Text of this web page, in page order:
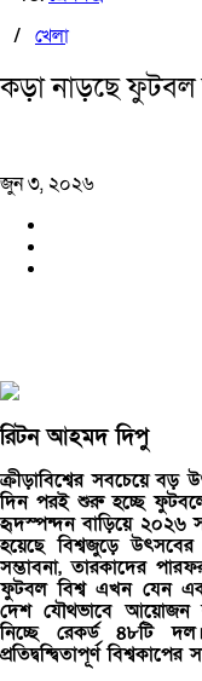
/ খেলা
কড়া নাড়ছে ফুটবল
জুন ৩, ২০২৬
রিটন আহমদ দিপু
ক্রীড়াবিশ্বের সবচেয়ে
দিন পরই শুরু হচ্ছে
হৃদস্পন্দন বাড়িয়ে ২০২৬
হয়েছে বিশ্বজুড়ে
সম্ভাবনা, তারকাদের
ফুটবল বিশ্ব এখন যেন এক
দেশ যৌথভাবে আয়োজন
নিচ্ছে রেকর্ড ৪৮টি
প্রতিদ্বন্দ্বিতাপূর্ণ